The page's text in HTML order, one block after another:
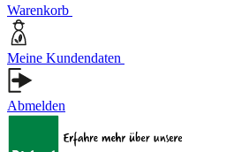
Warenkorb
Meine Kundendaten
Abmelden